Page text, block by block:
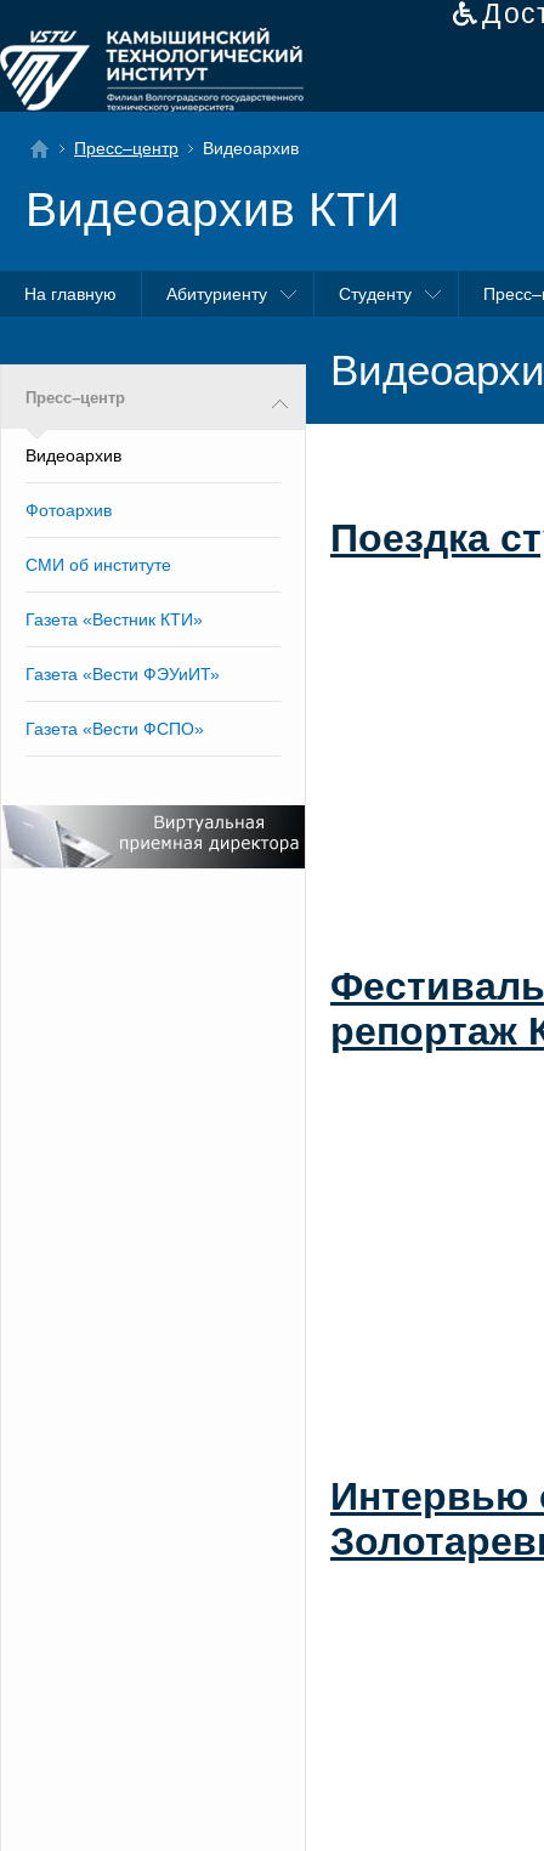
Пресс–центр Видеоархив
Видеоархив КТИ
На главную Абитуриенту Студенту
Пресс–центр
Видеоархив
Фотоархив
СМИ об институте
Газета «Вестник КТИ»
Газета «Вести ФЭУиИТ»
Газета «Вести ФСПО»
Поездка
репортаж
Интервью